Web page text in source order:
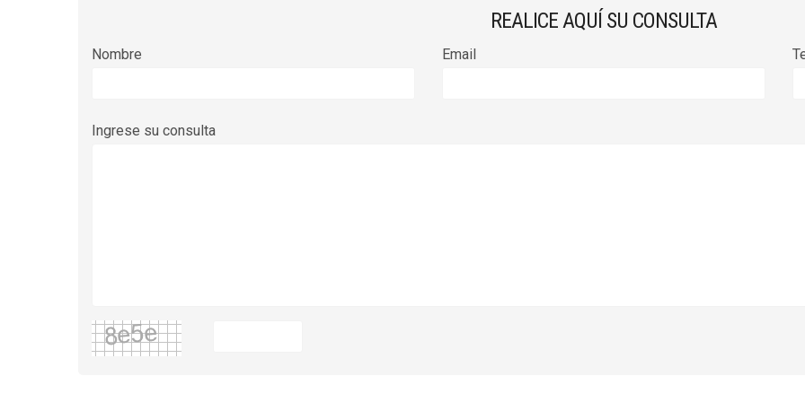
REALICE AQUÍ SU CONSULTA
Nombre Email
Ingrese su consulta